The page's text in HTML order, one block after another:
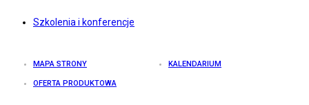
Szkolenia i konferencje
MAPA STRONY KALENDARIUM
OFERTA PRODUKTOWA